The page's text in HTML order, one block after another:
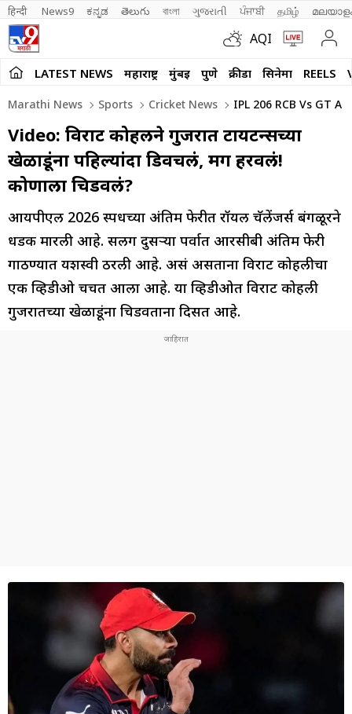
हिन्दी News9 ಕನ್ನಡ తెలుగు বাংলা ગુજરાતી ਪੰਜਾਬੀ தமிழ்
AQI
LATEST NEWS महाराष्ट्र मुंबई पुणे क्रीडा सिनेमा REELS
Marathi News Sports Cricket News IPL 206 RCB Vs GT
Video: विराट कोहलीने गुजरात टायटन्सच्या
खेळाडूंना पहिल्यांदा डिवचलं, मग हरवलं!
कोणाला चिडवलं?
आयपीएल 2026 स्पर्धेच्या अंतिम फेरीत रॉयल चॅलेंजर्स बंगळूरने
धडक मारली आहे. सलग दुसऱ्या पर्वात आरसीबी अंतिम फेरी
गाठण्यात यशस्वी ठरली आहे. असं असताना विराट कोहलीचा
एक व्हिडीओ चर्चेत आला आहे. या व्हिडीओत विराट कोहली
गुजरातच्या खेळाडूंना चिडवताना दिसत आहे.